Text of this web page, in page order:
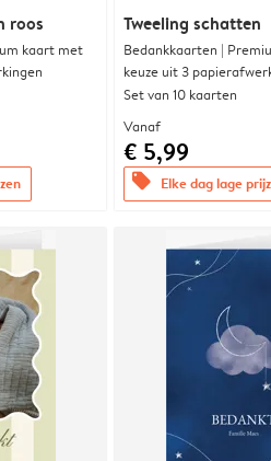
roos
kaart met
Tweeling schatten
Bedankkaarten |
keuze uit 3
Set van 10 kaarten
Vanaf
€ 5,99
offers Elke dag lage